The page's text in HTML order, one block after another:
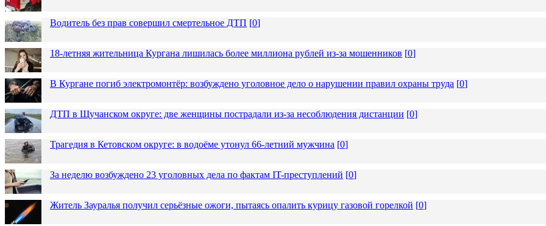
Водитель без прав совершил смертельное ДТП [0]
18-летняя жительница Кургана лишилась более миллиона рублей из-за мошенников [0]
В Кургане погиб электромонтёр: возбуждено уголовное дело о нарушении правил охраны труда [0]
ДТП в Щучанском округе: две женщины пострадали из-за несоблюдения дистанции [0]
Трагедия в Кетовском округе: в водоёме утонул 66-летний мужчина [0]
За неделю возбуждено 23 уголовных дела по фактам IT-преступлений [0]
Житель Зауралья получил серьёзные ожоги, пытаясь опалить курицу газовой горелкой [0]